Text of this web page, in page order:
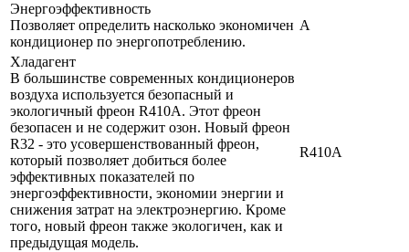
Энергоэффективность
Позволяет определить насколько экономичен
кондиционер по энергопотреблению.
A
Хладагент
В большинстве современных кондиционеров
воздуха используется безопасный и
экологичный фреон R410A. Этот фреон
безопасен и не содержит озон. Новый фреон
R32 - это усовершенствованный фреон,
который позволяет добиться более
эффективных показателей по
энергоэффективности, экономии энергии и
снижения затрат на электроэнергию. Кроме
того, новый фреон также экологичен, как и
предыдущая модель.
R410A